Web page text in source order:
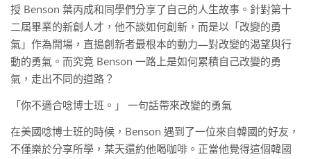
授 Benson 葉丙成和同學們分享了自己的人生故事。針對第十
二屆畢業的新創人才，他不談如何創新，而是以「改變的勇
氣」作為開場，直搗創新者最根本的動力—對改變的渴望與行
動的勇氣。而究竟 Benson 一路上是如何累積自己改變的勇
氣，走出不同的道路？
「你不適合唸博士班。」 一句話帶來改變的勇氣
在美國唸博士班的時候，Benson 遇到了一位來自韓國的好友，
不僅樂於分享所學，某天還約他喝咖啡。正當他覺得這個韓國